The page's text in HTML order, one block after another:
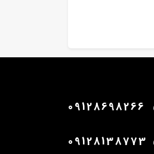
09128698266
09128138773